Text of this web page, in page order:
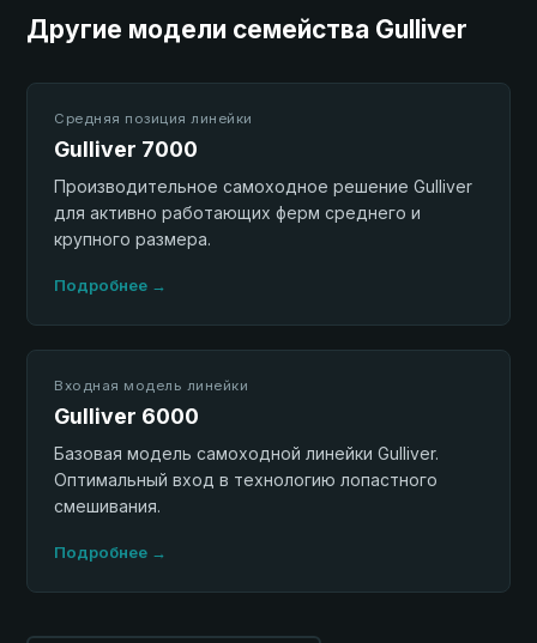
Другие модели семейства Gulliver
Средняя позиция линейки
Gulliver 7000
Производительное самоходное решение Gulliver
для активно работающих ферм среднего и
крупного размера.
Подробнее →
Входная модель линейки
Gulliver 6000
Базовая модель самоходной линейки Gulliver.
Оптимальный вход в технологию лопастного
смешивания.
Подробнее →